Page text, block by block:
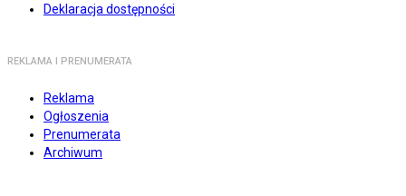
Deklaracja dostępności
REKLAMA I PRENUMERATA
Reklama
Ogłoszenia
Prenumerata
Archiwum